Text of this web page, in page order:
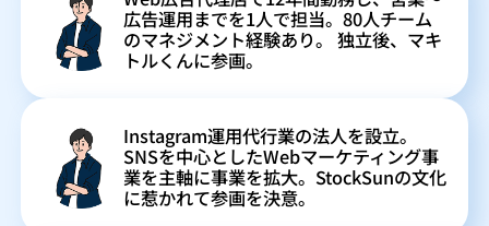
広告運用までを1人で担当。80人チーム
のマネジメント経験あり。 独立後、マキ
トルくんに参画。
Instagram運用代行業の法人を設立。
SNSを中心としたWebマーケティング事
業を主軸に事業を拡大。StockSunの文化
に惹かれて参画を決意。